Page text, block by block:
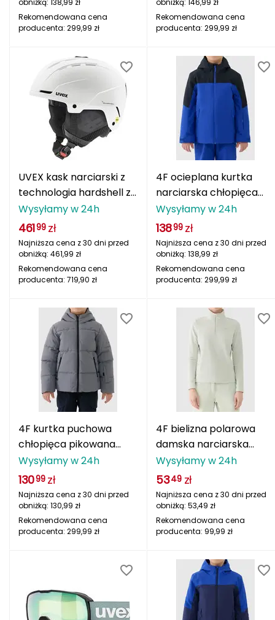
FASHY
GIVOVA
GSI Outdoors
Gerber
Giant Dragon
Gilmonte
Giro
Granger's
Gregory
Gumbies
HAGLÖFS
HMS
HMS PREMIUM
Hoka
obniżką: 138,99 zł
Rekomendowana cena
producenta: 299,99 zł
obniżką: 146,99 zł
Rekomendowana cena
producenta: 299,99 zł
UVEX kask narciarski z
technologia hardshell z
MIPS Stance biały
Wysyłamy w 24h
46199 zł
Najniższa cena z 30 dni przed
obniżką: 461,99 zł
Rekomendowana cena
producenta: 719,90 zł
4F ocieplana kurtka
narciarska chłopięca
4FJWAW25TTJAM0821
niebieska
Wysyłamy w 24h
13899 zł
Najniższa cena z 30 dni przed
obniżką: 138,99 zł
Rekomendowana cena
producenta: 299,99 zł
4F kurtka puchowa
chłopięca pikowana
narciarska
4FJWAW25TTJAM0822
szary
Wysyłamy w 24h
13099 zł
Najniższa cena z 30 dni przed
obniżką: 130,99 zł
Rekomendowana cena
producenta: 299,99 zł
4F bielizna polarowa
damska narciarska
4FWAW25UFLEF063
zielony
Wysyłamy w 24h
5349 zł
Najniższa cena z 30 dni przed
obniżką: 53,49 zł
Rekomendowana cena
producenta: 99,99 zł